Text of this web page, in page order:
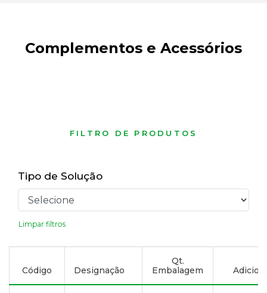
Complementos e Acessórios
FILTRO DE PRODUTOS
Tipo de Solução
Limpar filtros
Código Designação
Qt.
Embalagem